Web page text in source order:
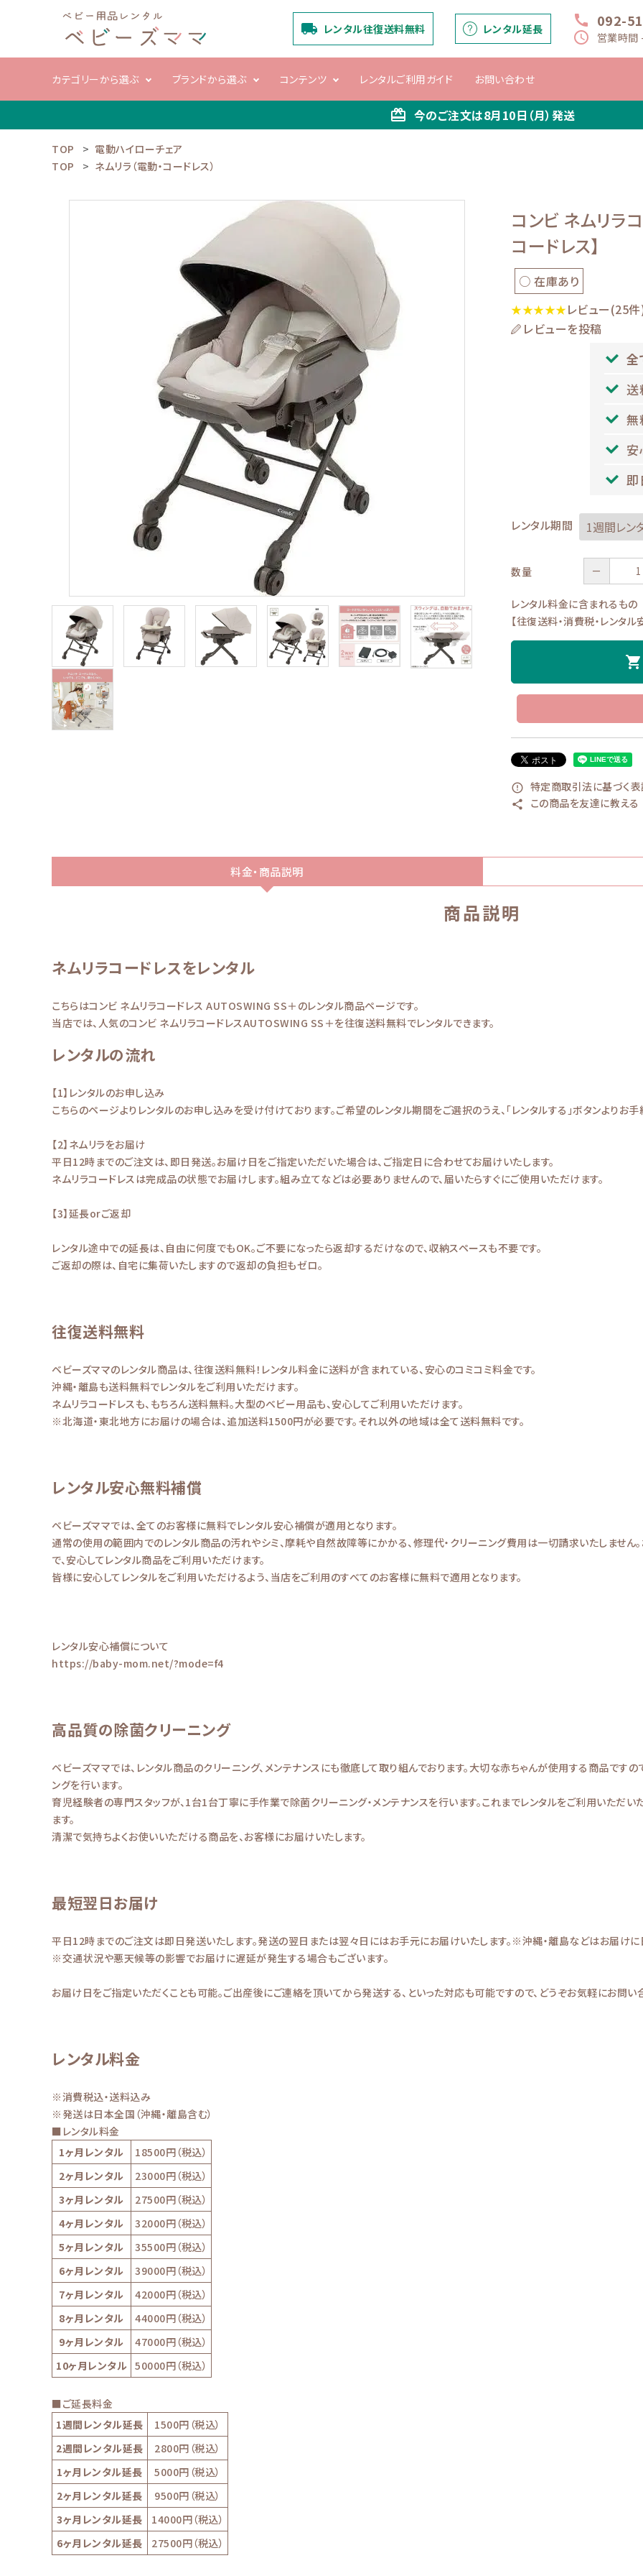
local_shipping レンタル往復送料無料 レンタル延長 call 092-
schedule 営業時間
カテゴリーから選ぶ
チェア
マルー
ブランドから選ぶ コンテンツ レンタルご利用ガイド お問い合わせ
card_giftcard 今のご注文は8月10日（月） 発送
search
新規会員登録
TOP
電動ハイローチェア
TOP
ネムリラ（電動・コードレス）
コンビ ネムリラ
コードレス】
○ 在庫あり
★★★★★レビュー(25
レビューを投稿
全
送
無
安
即
レンタル期間
数量 －
レンタル料金に含まれるもの
【往復送料・消費税・レンタル
shopping_cart
error_outline 特定商取引法に基づく
share この商品を友達に教える
料金・商品説明
商品説明
ネムリラコードレスをレンタル
こちらはコンビ ネムリラコードレス AUTOSWING SS＋のレンタル商品ページです。
当店では、人気のコンビ ネムリラコードレスAUTOSWING SS＋を往復送料無料でレンタルできます。
レンタルの流れ
【1】レンタルのお申し込み
こちらのページよりレンタルのお申し込みを受け付けております。ご希望のレンタル期間をご選択のうえ、「レンタルする」ボタンよりお手
【2】ネムリラをお届け
平日12時までのご注文は、即日発送。お届け日をご指定いただいた場合は、ご指定日に合わせてお届けいたします。
ネムリラコードレスは完成品の状態でお届けします。組み立てなどは必要ありませんので、届いたらすぐにご使用いただけます。
【3】延長orご返却
レンタル途中での延長は、自由に何度でもOK。ご不要になったら返却するだけなので、収納スペースも不要です。
ご返却の際は、自宅に集荷いたしますので返却の負担もゼロ。
往復送料無料
ベビーズママのレンタル商品は、往復送料無料！レンタル料金に送料が含まれている、安心のコミコミ料金です。
沖縄・離島も送料無料でレンタルをご利用いただけます。
ネムリラコードレスも、もちろん送料無料。大型のベビー用品も、安心してご利用いただけます。
※北海道・東北地方にお届けの場合は、追加送料1500円が必要です。それ以外の地域は全て送料無料です。
レンタル安心無料補償
ベビーズママでは、全てのお客様に無料でレンタル安心補償が適用となります。
通常の使用の範囲内でのレンタル商品の汚れやシミ、摩耗や自然故障等にかかる、修理代・クリーニング費用は一切請求いたしません
で、安心してレンタル商品をご利用いただけます。
皆様に安心してレンタルをご利用いただけるよう、当店をご利用のすべてのお客様に無料で適用となります。
レンタル安心補償について
https://baby-mom.net/?mode=f4
高品質の除菌クリーニング
ベビーズママでは、レンタル商品のクリーニング、メンテナンスにも徹底して取り組んでおります。大切な赤ちゃんが使用する商品です
ングを行います。
育児経験者の専門スタッフが、1台1台丁寧に手作業で除菌クリーニング・メンテナンスを行います。これまでレンタルをご利用いただ
ます。
清潔で気持ちよくお使いいただける商品を、お客様にお届けいたします。
最短翌日お届け
平日12時までのご注文は即日発送いたします。発送の翌日または翌々日にはお手元にお届けいたします。※沖縄・離島などはお届けに
※交通状況や悪天候等の影響でお届けに遅延が発生する場合もございます。
お届け日をご指定いただくことも可能。ご出産後にご連絡を頂いてから発送する、といった対応も可能ですので、どうぞお気軽にお問い
レンタル料金
※消費税込・送料込み
※発送は日本全国（沖縄・離島含む）
■レンタル料金
1ヶ月レンタル
18500円（税込）
2ヶ月レンタル
23000円（税込）
3ヶ月レンタル
27500円（税込）
4ヶ月レンタル
32000円（税込）
5ヶ月レンタル
35500円（税込）
6ヶ月レンタル
39000円（税込）
7ヶ月レンタル
42000円（税込）
8ヶ月レンタル
44000円（税込）
9ヶ月レンタル
47000円（税込）
10ヶ月レンタル 50000円（税込）
■ご延長料金
1週間レンタル延長
1500円（税込）
2週間レンタル延長
2800円（税込）
1ヶ月レンタル延長
5000円（税込）
2ヶ月レンタル延長
9500円（税込）
3ヶ月レンタル延長
14000円（税込）
6ヶ月レンタル延長
27500円（税込）